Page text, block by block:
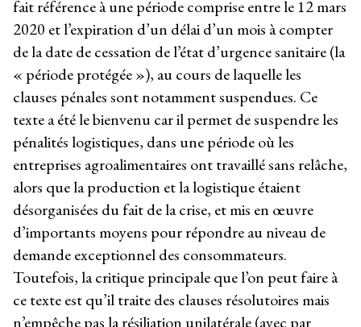
fait référence à une période comprise entre le 12 mars
2020 et l’expiration d’un délai d’un mois à compter
de la date de cessation de l’état d’urgence sanitaire (la
« période protégée »), au cours de laquelle les
clauses pénales sont notamment suspendues. Ce
texte a été le bienvenu car il permet de suspendre les
pénalités logistiques, dans une période où les
entreprises agroalimentaires ont travaillé sans relâche,
alors que la production et la logistique étaient
désorganisées du fait de la crise, et mis en œuvre
d’importants moyens pour répondre au niveau de
demande exceptionnel des consommateurs.
Toutefois, la critique principale que l’on peut faire à
ce texte est qu’il traite des clauses résolutoires mais
n’empêche pas la résiliation unilatérale (avec par